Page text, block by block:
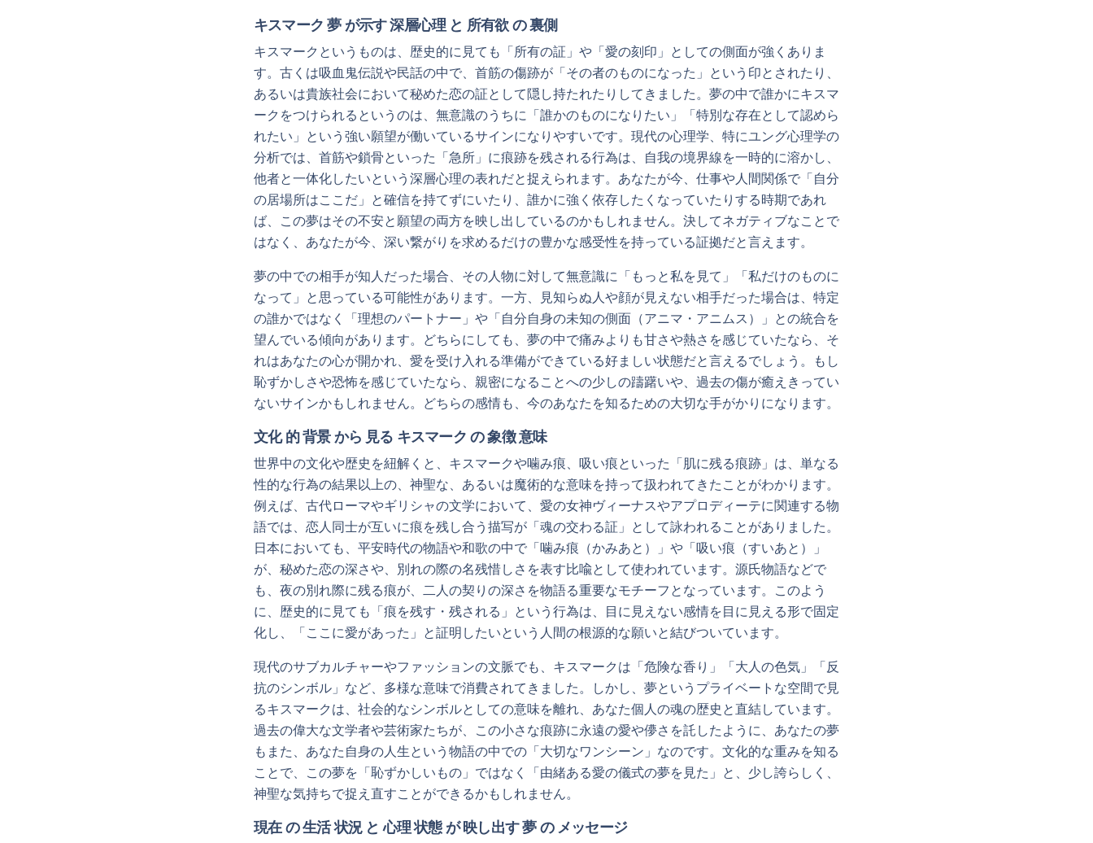
キスマーク 夢 が示す 深層心理 と 所有欲 の 裏側
キスマークというものは、歴史的に見ても「所有の証」や「愛の刻印」としての側面が強くありま
す。古くは吸血鬼伝説や民話の中で、首筋の傷跡が「その者のものになった」という印とされたり、
あるいは貴族社会において秘めた恋の証として隠し持たれたりしてきました。夢の中で誰かにキスマ
ークをつけられるというのは、無意識のうちに「誰かのものになりたい」「特別な存在として認めら
れたい」という強い願望が働いているサインになりやすいです。現代の心理学、特にユング心理学の
分析では、首筋や鎖骨といった「急所」に痕跡を残される行為は、自我の境界線を一時的に溶かし、
他者と一体化したいという深層心理の表れだと捉えられます。あなたが今、仕事や人間関係で「自分
の居場所はここだ」と確信を持てずにいたり、誰かに強く依存したくなっていたりする時期であれ
ば、この夢はその不安と願望の両方を映し出しているのかもしれません。決してネガティブなことで
はなく、あなたが今、深い繋がりを求めるだけの豊かな感受性を持っている証拠だと言えます。
夢の中での相手が知人だった場合、その人物に対して無意識に「もっと私を見て」「私だけのものに
なって」と思っている可能性があります。一方、見知らぬ人や顔が見えない相手だった場合は、特定
の誰かではなく「理想のパートナー」や「自分自身の未知の側面（アニマ・アニムス）」との統合を
望んでいる傾向があります。どちらにしても、夢の中で痛みよりも甘さや熱さを感じていたなら、そ
れはあなたの心が開かれ、愛を受け入れる準備ができている好ましい状態だと言えるでしょう。もし
恥ずかしさや恐怖を感じていたなら、親密になることへの少しの躊躇いや、過去の傷が癒えきってい
ないサインかもしれません。どちらの感情も、今のあなたを知るための大切な手がかりになります。
文化 的 背景 から 見る キスマーク の 象徴 意味
世界中の文化や歴史を紐解くと、キスマークや噛み痕、吸い痕といった「肌に残る痕跡」は、単なる
性的な行為の結果以上の、神聖な、あるいは魔術的な意味を持って扱われてきたことがわかります。
例えば、古代ローマやギリシャの文学において、愛の女神ヴィーナスやアプロディーテに関連する物
語では、恋人同士が互いに痕を残し合う描写が「魂の交わる証」として詠われることがありました。
日本においても、平安時代の物語や和歌の中で「噛み痕（かみあと）」や「吸い痕（すいあと）」
が、秘めた恋の深さや、別れの際の名残惜しさを表す比喩として使われています。源氏物語などで
も、夜の別れ際に残る痕が、二人の契りの深さを物語る重要なモチーフとなっています。このよう
に、歴史的に見ても「痕を残す・残される」という行為は、目に見えない感情を目に見える形で固定
化し、「ここに愛があった」と証明したいという人間の根源的な願いと結びついています。
現代のサブカルチャーやファッションの文脈でも、キスマークは「危険な香り」「大人の色気」「反
抗のシンボル」など、多様な意味で消費されてきました。しかし、夢というプライベートな空間で見
るキスマークは、社会的なシンボルとしての意味を離れ、あなた個人の魂の歴史と直結しています。
過去の偉大な文学者や芸術家たちが、この小さな痕跡に永遠の愛や儚さを託したように、あなたの夢
もまた、あなた自身の人生という物語の中での「大切なワンシーン」なのです。文化的な重みを知る
ことで、この夢を「恥ずかしいもの」ではなく「由緒ある愛の儀式の夢を見た」と、少し誇らしく、
神聖な気持ちで捉え直すことができるかもしれません。
現在 の 生活 状況 と 心理 状態 が 映し出す 夢 の メッセージ